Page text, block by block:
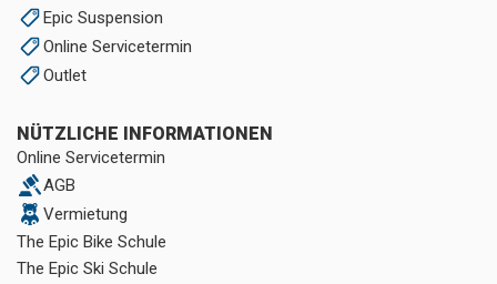
Epic Suspension
Online Servicetermin
Outlet
NÜTZLICHE INFORMATIONEN
Online Servicetermin
AGB
Vermietung
The Epic Bike Schule
The Epic Ski Schule